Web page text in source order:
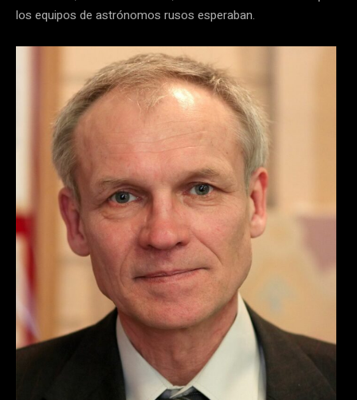
los equipos de astrónomos rusos esperaban.